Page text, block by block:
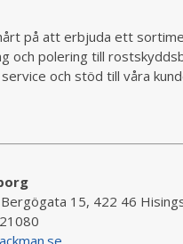
på att erbjuda ett
och polering till
och stöd till våra
Bergögata 15, 422 46